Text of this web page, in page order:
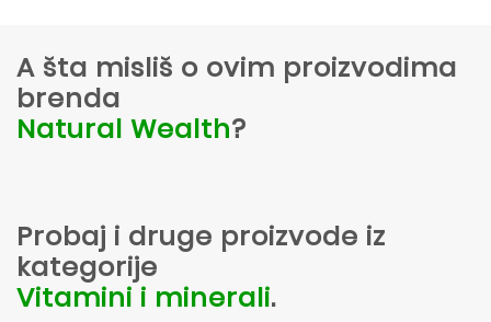
A šta misliš o ovim proizvodima
brenda
Natural Wealth?
Probaj i druge proizvode iz
kategorije
Vitamini i minerali.